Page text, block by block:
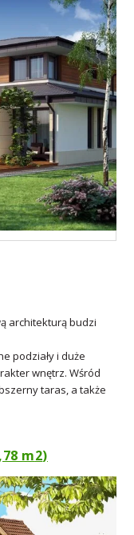
architekturą budzi
podziały i duże
wnętrz. Wśród
taras, a także
m2)